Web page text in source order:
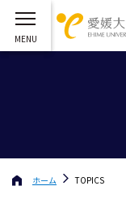
ホーム TOPICS